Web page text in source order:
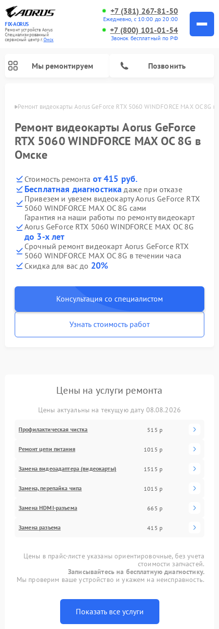
FIX-AORUS
Ремонт устройств Aorus
Специализированный
cервисный центр г.Омск
+7 (381) 267-81-50
Ежедневно, с 10:00 до 20:00
+7 (800) 101-01-54
Звонок бесплатный по РФ
Мы ремонтируем Позвонить
Ремонт видеокарты Aorus GeForce RTX 5060 WINDFORCE MAX OC 8G
Ремонт видеокарты Aorus GeForce
RTX 5060 WINDFORCE MAX OC 8G в
Омске
Стоимость ремонта от 415 руб.
Бесплатная диагностика даже при отказе
Привезем и увезем видеокарту Aorus GeForce RTX
5060 WINDFORCE MAX OC 8G сами
Гарантия на наши работы по ремонту видеокарт
Aorus GeForce RTX 5060 WINDFORCE MAX OC 8G
до 3-х лет
Срочный ремонт видеокарт Aorus GeForce RTX
5060 WINDFORCE MAX OC 8G в течении часа
Скидка для вас до 20%
Консультация со специалистом
Узнать стоимость работ
Цены на услуги ремонта
Цены актуальны на текущую дату 08.08.2026
Профилактическая чистка 515 р
Ремонт цепи питания 1015 р
Замена видеоадаптера (видеокарты) 1515 р
Замена, перепайка чипа 1015 р
Замена HDMI-разъема 665 р
Замена разъема 415 р
Цены в прайс-листе указаны ориентировочные, без учета
стоимости запчастей.
Записывайтесь на бесплатную диагностику.
Мы проверим ваше устройство и укажем на неисправность.
Показать все услуги